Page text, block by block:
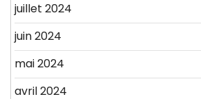
juillet 2024
juin 2024
mai 2024
avril 2024